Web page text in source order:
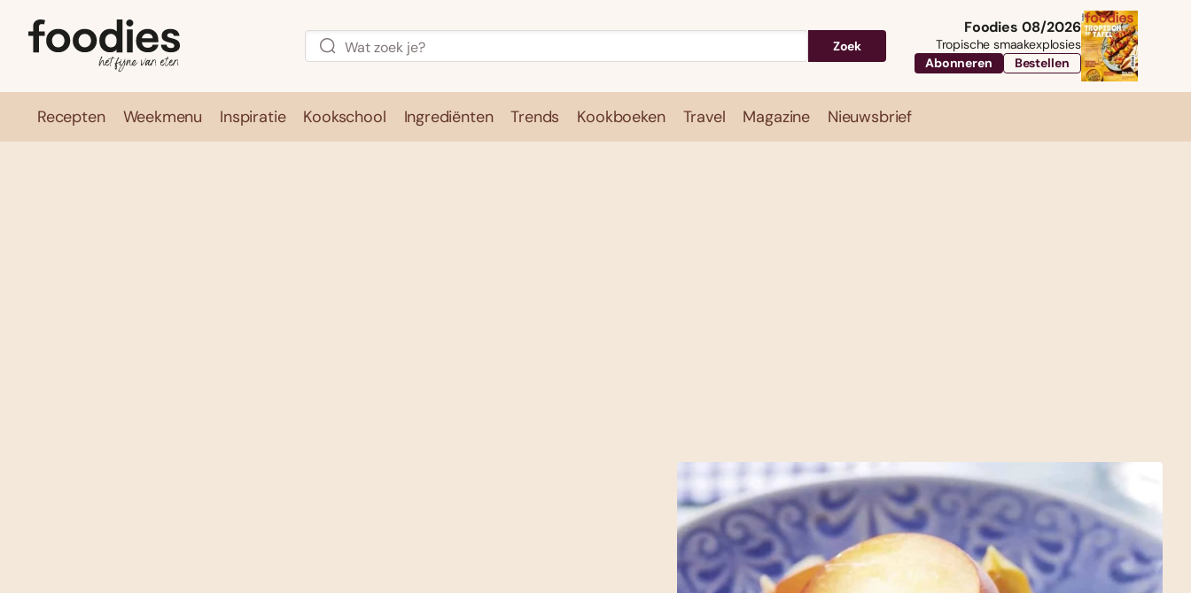
Zoek
Foodies 08/2026
Tropische smaakexplosies
Abonneren
Bestellen
Recepten Weekmenu Inspiratie Kookschool Ingrediënten Trends Kookboeken Travel Magazine Nieuwsbrief